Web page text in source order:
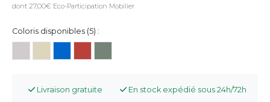
dont 27,00€ Eco-Participation Mobilier
Coloris disponibles (5) :
Livraison gratuite En stock expédié sous 24h/72h